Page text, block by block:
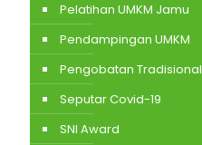
Pelatihan UMKM Jamu
Pendampingan UMKM
Pengobatan Tradisional
Seputar Covid-19
SNI Award